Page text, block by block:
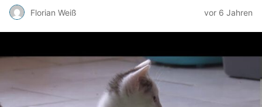
Florian Weiß vor 6 Jahren